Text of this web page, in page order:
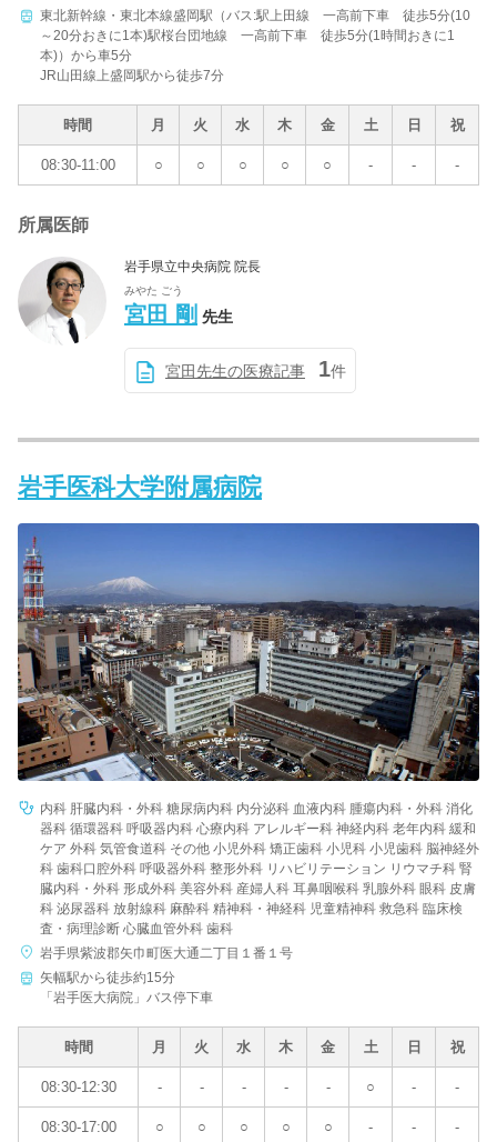
東北新幹線・東北本線盛岡駅（バス:駅上田線 一高前下車 徒歩5分(10
～20分おきに1本)駅桜台団地線 一高前下車 徒歩5分(1時間おきに1
本)）から車5分
JR山田線上盛岡駅から徒歩7分
時間 月 火 水 木 金 土 日 祝
08:30-11:00 ○ ○ ○ ○ ○ - - -
所属医師
岩手県立中央病院 院長
みやた ごう
宮田 剛 先生
宮田先生の医療記事 1件
岩手医科大学附属病院
内科 肝臓内科・外科 糖尿病内科 内分泌科 血液内科 腫瘍内科・外科 消化
器科 循環器科 呼吸器内科 心療内科 アレルギー科 神経内科 老年内科 緩和
ケア 外科 気管食道科 その他 小児外科 矯正歯科 小児科 小児歯科 脳神経外
科 歯科口腔外科 呼吸器外科 整形外科 リハビリテーション リウマチ科 腎
臓内科・外科 形成外科 美容外科 産婦人科 耳鼻咽喉科 乳腺外科 眼科 皮膚
科 泌尿器科 放射線科 麻酔科 精神科・神経科 児童精神科 救急科 臨床検
査・病理診断 心臓血管外科 歯科
岩手県紫波郡矢巾町医大通二丁目１番１号
矢幅駅から徒歩約15分
「岩手医大病院」バス停下車
時間 月 火 水 木 金 土 日 祝
08:30-12:30 - - - - - ○ - -
08:30-17:00 ○ ○ ○ ○ ○ - - -